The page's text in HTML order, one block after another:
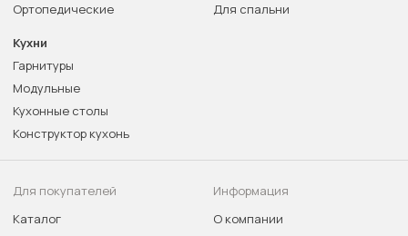
Ортопедические
Для спальни
Кухни
Гарнитуры
Модульные
Кухонные столы
Конструктор кухонь
Для покупателей
Каталог
Информация
О компании